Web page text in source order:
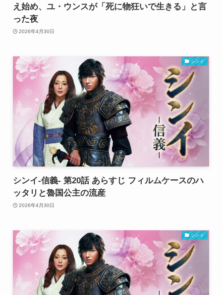
え始め、ユ・ウンスが「死に物狂いで生きる」と言
った夜
2026年4月30日
シンイ
シンイ-信義- 第20話 あらすじ フィルムケースのハ
ッタリと魯国公主の流産
2026年4月30日
シンイ